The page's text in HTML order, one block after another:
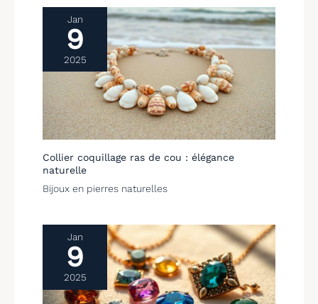
Jan
9
2025
Collier coquillage ras de cou : élégance
naturelle
Bijoux en pierres naturelles
Jan
9
2025